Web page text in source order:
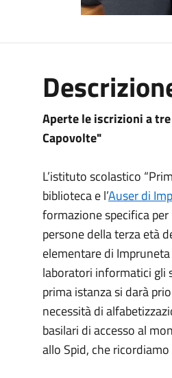
Aperte le iscrizioni a
Capovolte"
L’istituto scolastico
biblioteca e l’Auser di
formazione specifica
persone della terza età
elementare di
laboratori informatici gli
prima istanza si darà
necessità di
basilari di accesso al
allo Spid, che